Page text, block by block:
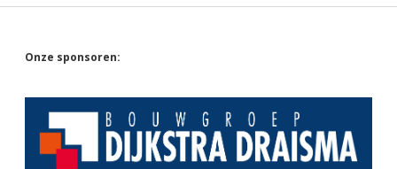
Sidebar
Onze sponsoren: